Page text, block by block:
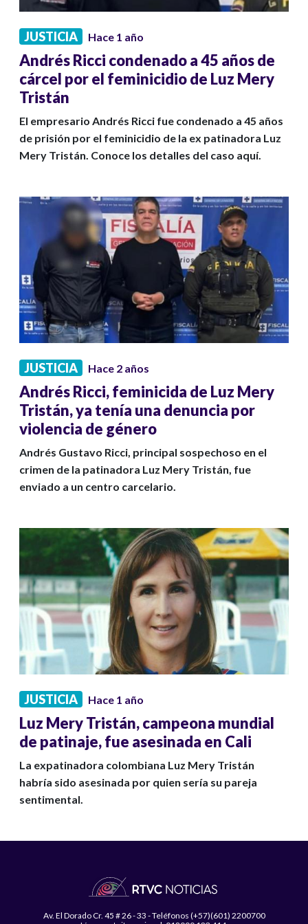
JUSTICIA Hace 1 año
Andrés Ricci condenado a 45 años de
cárcel por el feminicidio de Luz Mery
Tristán
El empresario Andrés Ricci fue condenado a 45 años
de prisión por el feminicidio de la ex patinadora Luz
Mery Tristán. Conoce los detalles del caso aquí.
JUSTICIA Hace 2 años
Andrés Ricci, feminicida de Luz Mery
Tristán, ya tenía una denuncia por
violencia de género
Andrés Gustavo Ricci, principal sospechoso en el
crimen de la patinadora Luz Mery Tristán, fue
enviado a un centro carcelario.
JUSTICIA Hace 1 año
Luz Mery Tristán, campeona mundial
de patinaje, fue asesinada en Cali
La expatinadora colombiana Luz Mery Tristán
habría sido asesinada por quien sería su pareja
sentimental.
Av. El Dorado Cr. 45 # 26 - 33 - Teléfonos (+57)(601) 2200700